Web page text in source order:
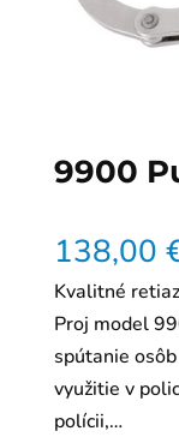
9900
138,00
Kvalitné
Proj model
spútanie
využitie v
polícii,…